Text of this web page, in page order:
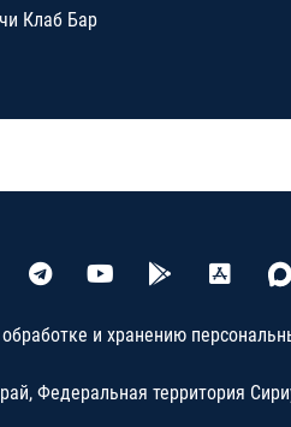
Клаб Бар
и хранению
Федеральная территория